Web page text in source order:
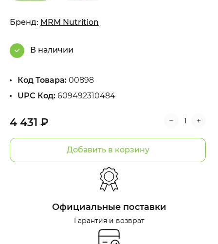
4 431 ₽
Добавить в корзину
Бренд: MRM Nutrition
В наличии
Код Товара: 00898
UPC Код: 609492310484
Официальные поставки
Гарантия и возврат